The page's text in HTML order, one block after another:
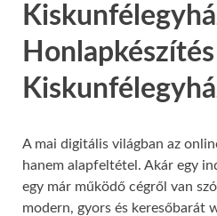
Honlapkészítés
A mai digitális világban az
hanem alapfeltétel. Akár egy
egy már működő cégről van
modern, gyors és keresőbarát